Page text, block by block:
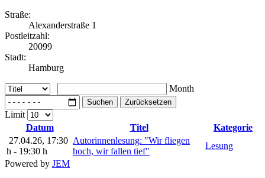
Straße:
Alexanderstraße 1
Postleitzahl:
20099
Stadt:
Hamburg
Month
Suchen Zurücksetzen
Limit
Datum
Titel
Kategorie
27.04.26, 17:30
h - 19:30 h
Autorinnenlesung: "Wir fliegen
hoch, wir fallen tief"
Lesung
Powered by JEM